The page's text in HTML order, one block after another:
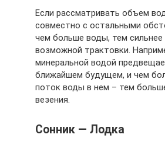
Если рассматривать объем
совместно с остальными
чем больше воды, тем сильнее
возможной трактовки.
минеральной водой
ближайшем будущем, и чем
поток воды в нем – тем
везения.
Сонник — Лодка